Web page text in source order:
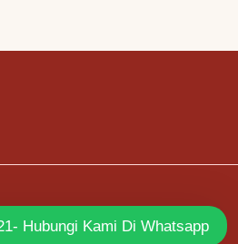
Hubungi Kami Di Whatsapp